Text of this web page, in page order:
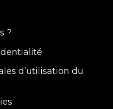
?
d’utilisation du